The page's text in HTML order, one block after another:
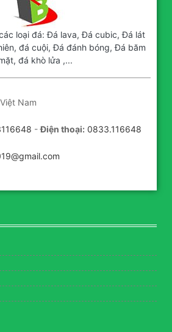
loại đá: Đá lava, Đá cubic, Đá lát
đá cuội, Đá đánh bóng, Đá băm
đá khò lửa ,...
Nam
-Điện thoại: 0833.116648